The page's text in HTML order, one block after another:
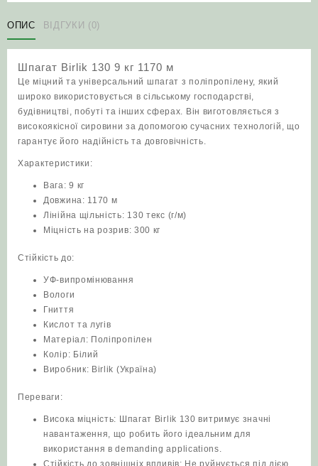
кг
1170
кількість
ОПИС ВІДГУКИ (0)
Шпагат Birlik 130 9 кг 1170 м
Це міцний та універсальний шпагат з поліпропілену, який
широко використовується в сільському господарстві,
будівництві, побуті та інших сферах. Він виготовляється з
високоякісної сировини за допомогою сучасних технологій, що
гарантує його надійність та довговічність.
Характеристики:
Вага: 9 кг
Довжина: 1170 м
Лінійна щільність: 130 текс (г/м)
Міцність на розрив: 300 кг
Стійкість до:
УФ-випромінювання
Вологи
Гниття
Кислот та лугів
Матеріал: Поліпропілен
Колір: Білий
Виробник: Birlik (Україна)
Переваги:
Висока міцність: Шпагат Birlik 130 витримує значні
навантаження, що робить його ідеальним для
використання в demanding applications.